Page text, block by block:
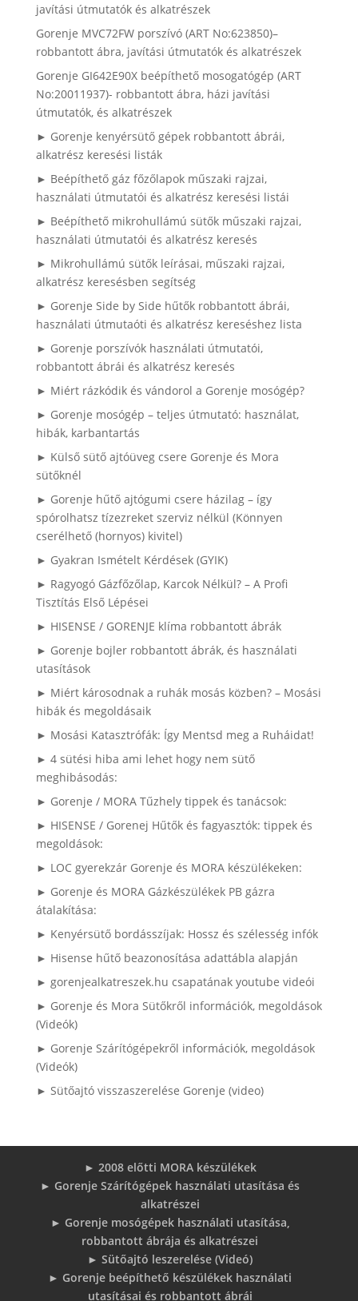
javítási útmutatók és alkatrészek
Gorenje MVC72FW porszívó (ART No:623850)–
robbantott ábra, javítási útmutatók és alkatrészek
Gorenje GI642E90X beépíthető mosogatógép (ART
No:20011937)- robbantott ábra, házi javítási
útmutatók, és alkatrészek
► Gorenje kenyérsütő gépek robbantott ábrái,
alkatrész keresési listák
► Beépíthető gáz főzőlapok műszaki rajzai,
használati útmutatói és alkatrész keresési listái
► Beépíthető mikrohullámú sütők műszaki rajzai,
használati útmutatói és alkatrész keresés
► Mikrohullámú sütők leírásai, műszaki rajzai,
alkatrész keresésben segítség
► Gorenje Side by Side hűtők robbantott ábrái,
használati útmutaóti és alkatrész kereséshez lista
► Gorenje porszívók használati útmutatói,
robbantott ábrái és alkatrész keresés
► Miért rázkódik és vándorol a Gorenje mosógép?
► Gorenje mosógép – teljes útmutató: használat,
hibák, karbantartás
► Külső sütő ajtóüveg csere Gorenje és Mora
sütőknél
► Gorenje hűtő ajtógumi csere házilag – így
spórolhatsz tízezreket szerviz nélkül (Könnyen
cserélhető (hornyos) kivitel)
► Gyakran Ismételt Kérdések (GYIK)
► Ragyogó Gázfőzőlap, Karcok Nélkül? – A Profi
Tisztítás Első Lépései
► HISENSE / GORENJE klíma robbantott ábrák
► Gorenje bojler robbantott ábrák, és használati
utasítások
► Miért károsodnak a ruhák mosás közben? – Mosási
hibák és megoldásaik
► Mosási Katasztrófák: Így Mentsd meg a Ruháidat!
► 4 sütési hiba ami lehet hogy nem sütő
meghibásodás:
► Gorenje / MORA Tűzhely tippek és tanácsok:
► HISENSE / Gorenej Hűtők és fagyasztók: tippek és
megoldások:
► LOC gyerekzár Gorenje és MORA készülékeken:
► Gorenje és MORA Gázkészülékek PB gázra
átalakítása:
► Kenyérsütő bordásszíjak: Hossz és szélesség infók
► Hisense hűtő beazonosítása adattábla alapján
► gorenjealkatreszek.hu csapatának youtube videói
► Gorenje és Mora Sütőkről információk, megoldások
(Videók)
► Gorenje Szárítógépekről információk, megoldások
(Videók)
► Sütőajtó visszaszerelése Gorenje (video)
► 2008 előtti MORA készülékek
► Gorenje Szárítógépek használati utasítása és
alkatrészei
► Gorenje mosógépek használati utasítása,
robbantott ábrája és alkatrészei
► Sütőajtó leszerelése (Videó)
► Gorenje beépíthető készülékek használati
utasításai és robbantott ábrái